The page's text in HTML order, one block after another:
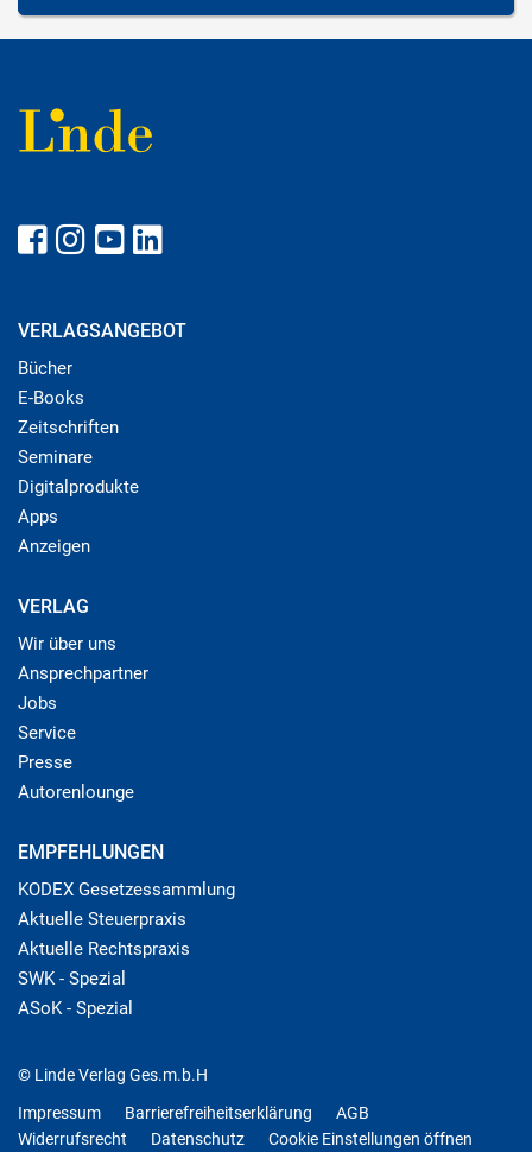
VERLAGSANGEBOT
Bücher
E-Books
Zeitschriften
Seminare
Digitalprodukte
Apps
Anzeigen
VERLAG
Wir über uns
Ansprechpartner
Jobs
Service
Presse
Autorenlounge
EMPFEHLUNGEN
KODEX Gesetzessammlung
Aktuelle Steuerpraxis
Aktuelle Rechtspraxis
SWK - Spezial
ASoK - Spezial
© Linde Verlag Ges.m.b.H
Impressum
Barrierefreiheitserklärung
AGB
Widerrufsrecht
Datenschutz Cookie Einstellungen öffnen